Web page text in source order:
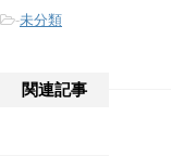
-未分類
関連記事